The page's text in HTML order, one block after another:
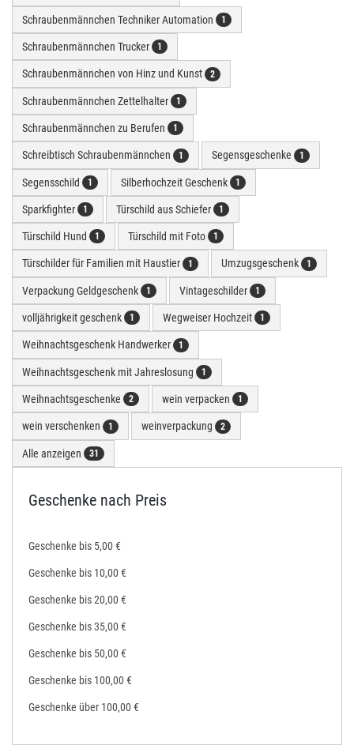
Schraubenmännchen Techniker Automation 1
Schraubenmännchen Trucker 1
Schraubenmännchen von Hinz und Kunst 2
Schraubenmännchen Zettelhalter 1
Schraubenmännchen zu Berufen 1
Schreibtisch Schraubenmännchen 1 Segensgeschenke 1
Segensschild 1 Silberhochzeit Geschenk 1
Sparkfighter 1 Türschild aus Schiefer 1
Türschild Hund 1 Türschild mit Foto 1
Türschilder für Familien mit Haustier 1 Umzugsgeschenk 1
Verpackung Geldgeschenk 1 Vintageschilder 1
volljährigkeit geschenk 1 Wegweiser Hochzeit 1
Weihnachtsgeschenk Handwerker 1
Weihnachtsgeschenk mit Jahreslosung 1
Weihnachtsgeschenke 2 wein verpacken 1
wein verschenken 1 weinverpackung 2
Alle anzeigen 31
Geschenke nach Preis
Geschenke bis 5,00 €
Geschenke bis 10,00 €
Geschenke bis 20,00 €
Geschenke bis 35,00 €
Geschenke bis 50,00 €
Geschenke bis 100,00 €
Geschenke über 100,00 €